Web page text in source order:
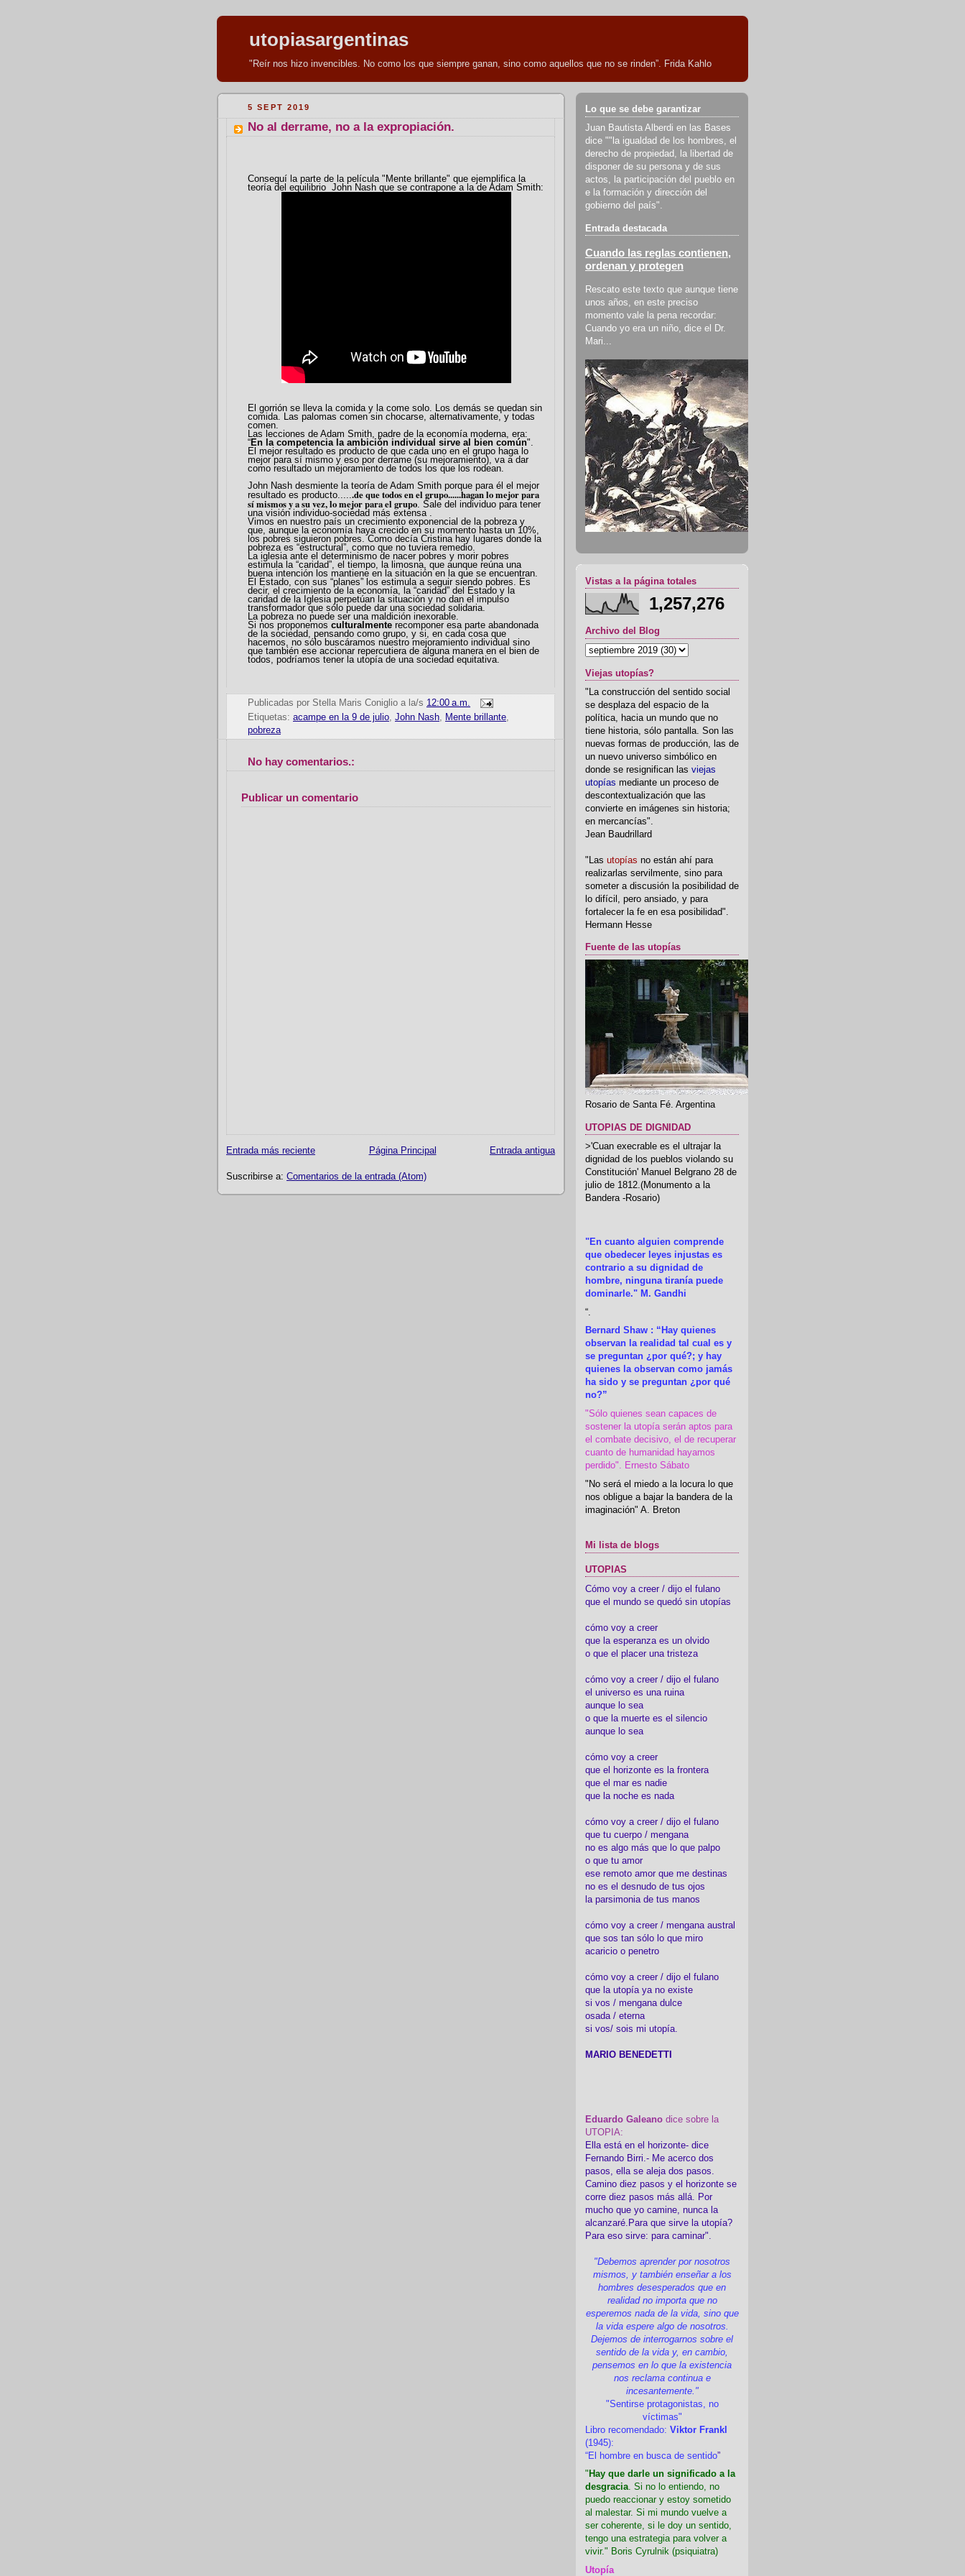
utopiasargentinas
"Reír nos hizo invencibles. No como los que siempre ganan, sino como aquellos que no se rinden”. Frida Kahlo
5 SEPT 2019
No al derrame, no a la expropiación.
Conseguí la parte de la película "Mente brillante" que ejemplifica la
teoría del equilibrio John Nash que se contrapone a la de Adam Smith:
El gorrión se lleva la comida y la come solo. Los demás se quedan sin
comida. Las palomas comen sin chocarse, alternativamente, y todas
comen.
Las lecciones de Adam Smith, padre de la economía moderna, era:
“En la competencia la ambición individual sirve al bien común".
El mejor resultado es producto de que cada uno en el grupo haga lo
mejor para sí mismo y eso por derrame (su mejoramiento), va a dar
como resultado un mejoramiento de todos los que los rodean.
John Nash desmiente la teoría de Adam Smith porque para él el mejor
resultado es producto......de que todos en el grupo......hagan lo mejor para
sí mismos y a su vez, lo mejor para el grupo. Sale del individuo para tener
una visión individuo-sociedad más extensa .
Vimos en nuestro país un crecimiento exponencial de la pobreza y
que, aunque la economía haya crecido en su momento hastaun 10%,
los pobres siguieron pobres. Como decía Cristinahay lugares donde la
pobreza es “estructural”, como que no tuviera remedio.
La iglesia ante el determinismo de nacer pobres y morir pobres
estimula la “caridad”, el tiempo, la limosna, que aunque reúna una
buena intención los mantiene en la situación en la que se encuentran.
El Estado, con sus “planes” los estimula a seguir siendo pobres. Es
decir, el crecimiento de la economía, la “caridad” del Estado y la
caridad de la Iglesia perpetúan la situación y no dan el impulso
transformador que sólo puede dar una sociedad solidaria.
La pobreza no puede ser una maldición inexorable.
Si nos proponemos culturalmente recomponer esa parte abandonada
de la sociedad, pensando como grupo, y si, en cada cosa que
hacemos, no sólo buscáramos nuestro mejoramiento individual sino
que también ese accionar repercutierade alguna manera en el bien de
todos, podríamos tener la utopía de una sociedad equitativa.
Publicadas por Stella Maris Coniglio a la/s 12:00 a.m.
Etiquetas: acampe en la 9 de julio, John Nash, Mente brillante,
pobreza
No hay comentarios.:
Publicar un comentario
Entrada más reciente Entrada antigua
Página Principal
Suscribirse a: Comentarios de la entrada (Atom)
Lo que se debe garantizar
Juan Bautista Alberdi en las Bases
dice ""la igualdad de los hombres, el
derecho de propiedad, la libertad de
disponer de su persona y de sus
actos, la participación del pueblo en
e la formación y dirección del
gobierno del país".
Entrada destacada
Cuando las reglas contienen,
ordenan y protegen
Rescato este texto que aunque tiene
unos años, en este preciso
momento vale la pena recordar:
Cuando yo era un niño, dice el Dr.
Mari...
Vistas a la página totales
1,257,276
Archivo del Blog
Viejas utopías?
"La construcción del sentido social
se desplaza del espacio de la
política, hacia un mundo que no
tiene historia, sólo pantalla. Son las
nuevas formas de producción, las de
un nuevo universo simbólico en
donde se resignifican las viejas
utopías mediante un proceso de
descontextualización que las
convierte en imágenes sin historia;
en mercancías".
Jean Baudrillard
"Las utopías no están ahí para
realizarlas servilmente, sino para
someter a discusión la posibilidad de
lo difícil, pero ansiado, y para
fortalecer la fe en esa posibilidad".
Hermann Hesse
Fuente de las utopías
Rosario de Santa Fé. Argentina
UTOPIAS DE DIGNIDAD
>'Cuan execrable es el ultrajar la
dignidad de los pueblos violando su
Constitución' Manuel Belgrano 28 de
julio de 1812.(Monumento a la
Bandera -Rosario)
"En cuanto alguien comprende
que obedecer leyes injustas es
contrario a su dignidad de
hombre, ninguna tiranía puede
dominarle." M. Gandhi
“.
Bernard Shaw : “Hay quienes
observan la realidad tal cual es y
se preguntan ¿por qué?; y hay
quienes la observan como jamás
ha sido y se preguntan ¿por qué
no?”
"Sólo quienes sean capaces de
sostener la utopía serán aptos para
el combate decisivo, el de recuperar
cuanto de humanidad hayamos
perdido". Ernesto Sábato
"No será el miedo a la locura lo que
nos obligue a bajar la bandera de la
imaginación" A. Breton
Mi lista de blogs
UTOPIAS
Cómo voy a creer / dijo el fulano
que el mundo se quedó sin utopías
cómo voy a creer
que la esperanza es un olvido
o que el placer una tristeza
cómo voy a creer / dijo el fulano
el universo es una ruina
aunque lo sea
o que la muerte es el silencio
aunque lo sea
cómo voy a creer
que el horizonte es la frontera
que el mar es nadie
que la noche es nada
cómo voy a creer / dijo el fulano
que tu cuerpo / mengana
no es algo más que lo que palpo
o que tu amor
ese remoto amor que me destinas
no es el desnudo de tus ojos
la parsimonia de tus manos
cómo voy a creer / mengana austral
que sos tan sólo lo que miro
acaricio o penetro
cómo voy a creer / dijo el fulano
que la utopía ya no existe
si vos / mengana dulce
osada / eterna
si vos/ sois mi utopía.
MARIO BENEDETTI
Eduardo Galeano dice sobre la
UTOPIA:
Ella está en el horizonte- dice
Fernando Birri.- Me acerco dos
pasos, ella se aleja dos pasos.
Camino diez pasos y el horizonte se
corre diez pasos más allá. Por
mucho que yo camine, nunca la
alcanzaré.Para que sirve la utopía?
Para eso sirve: para caminar".
"Debemos aprender por nosotros
mismos, y también enseñar a los
hombres desesperados que en
realidad no importa que no
esperemos nada de la vida, sino que
la vida espere algo de nosotros.
Dejemos de interrogarnos sobre el
sentido de la vida y, en cambio,
pensemos en lo que la existencia
nos reclama continua e
incesantemente."
"Sentirse protagonistas, no
víctimas"
Libro recomendado: Viktor Frankl
(1945):
“El hombre en busca de sentido”
" Hay que darle un significado a la
desgracia. Si no lo entiendo, no
puedo reaccionar y estoy sometido
al malestar. Si mi mundo vuelve a
ser coherente, si le doy un sentido,
tengo una estrategia para volver a
vivir." Boris Cyrulnik (psiquiatra)
Utopía